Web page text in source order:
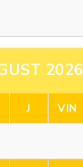
2026
J VIN